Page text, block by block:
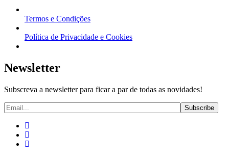
Termos e Condições
Política de Privacidade e Cookies
Newsletter
Subscreva a newsletter para ficar a par de todas as novidades!